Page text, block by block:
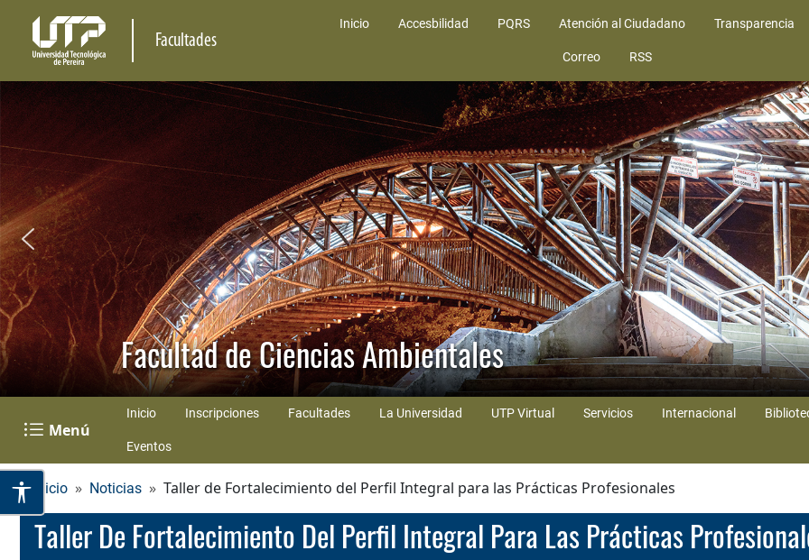
Facultades
Inicio Accesbilidad PQRS Atención al Ciudadano Transparencia
Correo RSS
Facultad de Ciencias Ambientales
Menú
Inicio Inscripciones Facultades La Universidad UTP Virtual Servicios Internacional
Eventos
Inicio Noticias Taller de Fortalecimiento del Perfil Integral para las Prácticas Profesionales
Taller De Fortalecimiento Del Perfil Integral Para Las Prácticas